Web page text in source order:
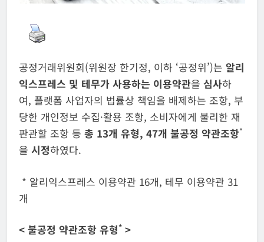
공정거래위원회(위원장 한기정, 이하 ‘공정위’)는 알리
익스프레스 및 테무가 사용하는 이용약관을 심사하
여, 플랫폼 사업자의 법률상 책임을 배제하는 조항, 부
당한 개인정보 수집·활용 조항, 소비자에게 불리한 재
판관할 조항 등 총 13개 유형, 47개 불공정 약관조항*
을 시정하였다.
* 알리익스프레스 이용약관 16개, 테무 이용약관 31
개
< 불공정 약관조항 유형* >